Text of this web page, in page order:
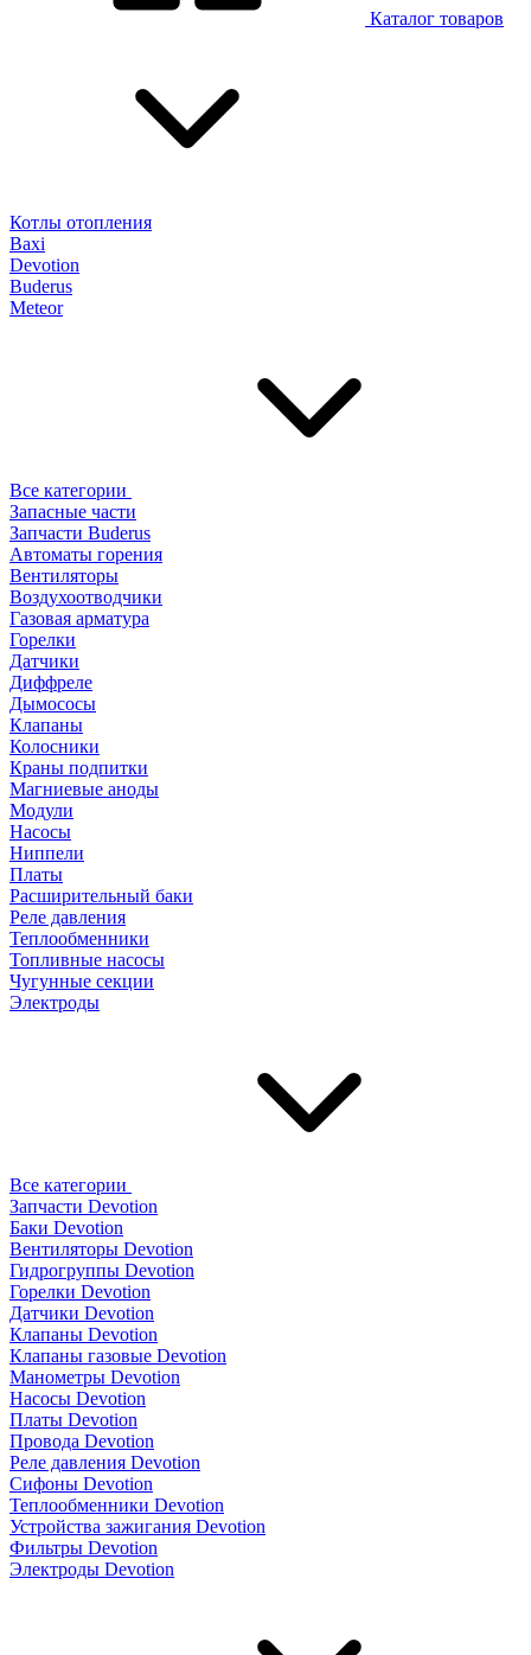
Каталог товаров
Котлы отопления
Baxi
Devotion
Buderus
Meteor
Все категории
Запасные части
Запчасти Buderus
Автоматы горения
Вентиляторы
Воздухоотводчики
Газовая арматура
Горелки
Датчики
Диффреле
Дымососы
Клапаны
Колосники
Краны подпитки
Магниевые аноды
Модули
Насосы
Ниппели
Платы
Расширительный баки
Реле давления
Теплообменники
Топливные насосы
Чугунные секции
Электроды
Все категории
Запчасти Devotion
Баки Devotion
Вентиляторы Devotion
Гидрогруппы Devotion
Горелки Devotion
Датчики Devotion
Клапаны Devotion
Клапаны газовые Devotion
Манометры Devotion
Насосы Devotion
Платы Devotion
Провода Devotion
Реле давления Devotion
Сифоны Devotion
Теплообменники Devotion
Устройства зажигания Devotion
Фильтры Devotion
Электроды Devotion